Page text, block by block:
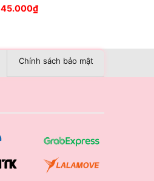
45.000₫
Chính sách bảo mật